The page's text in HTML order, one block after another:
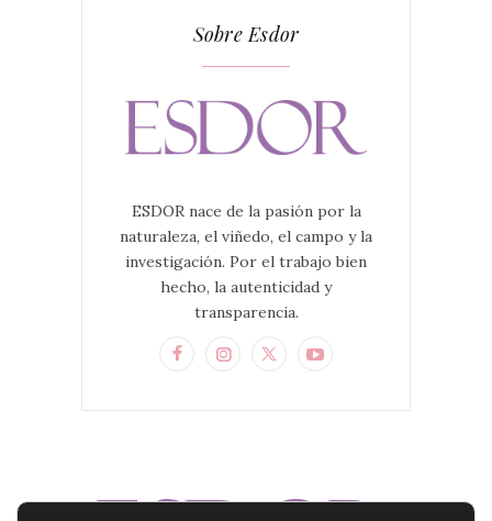
Sobre Esdor
ESDOR nace de la pasión por la
naturaleza, el viñedo, el campo y la
investigación. Por el trabajo bien
hecho, la autenticidad y
transparencia.